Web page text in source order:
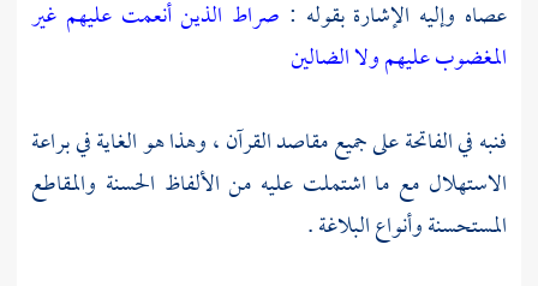
عصاه وإليه الإشارة بقوله : صراط الذين أنعمت عليهم غير
المغضوب عليهم ولا الضالين
فنبه في الفاتحة على جميع مقاصد القرآن ، وهذا هو الغاية في براعة
الاستهلال مع ما اشتملت عليه من الألفاظ الحسنة والمقاطع
المستحسنة وأنواع البلاغة .